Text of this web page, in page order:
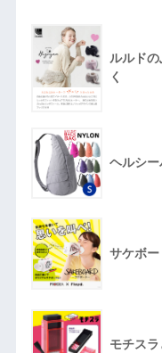
ルルド
く
ヘルシ
サケボ
モチスラ